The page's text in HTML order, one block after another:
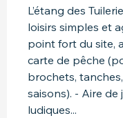
L’étang des
loisirs simples et
point fort du site,
carte de pêche
brochets,
saisons). - Aire de
ludiques...